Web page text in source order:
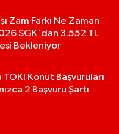
Zam Farkı Ne Zaman
SGK'dan 3.552 TL
Bekleniyor
Konut Başvuruları
2 Başvuru Şartı